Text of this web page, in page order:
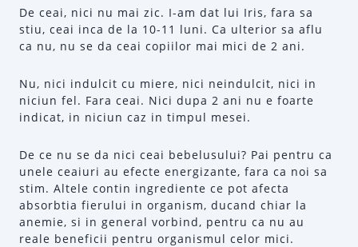
De ceai, nici nu mai zic. I-am dat lui Iris, fara sa
stiu, ceai inca de la 10-11 luni. Ca ulterior sa aflu
ca nu, nu se da ceai copiilor mai mici de 2 ani.
Nu, nici indulcit cu miere, nici neindulcit, nici in
niciun fel. Fara ceai. Nici dupa 2 ani nu e foarte
indicat, in niciun caz in timpul mesei.
De ce nu se da nici ceai bebelusului? Pai pentru ca
unele ceaiuri au efecte energizante, fara ca noi sa
stim. Altele contin ingrediente ce pot afecta
absorbtia fierului in organism, ducand chiar la
anemie, si in general vorbind, pentru ca nu au
reale beneficii pentru organismul celor mici.